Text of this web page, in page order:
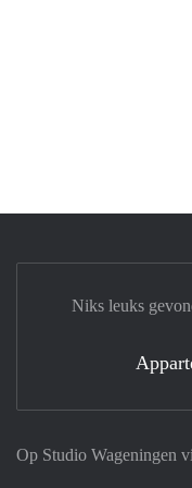
Op Studio Wageningen
Niks leuks